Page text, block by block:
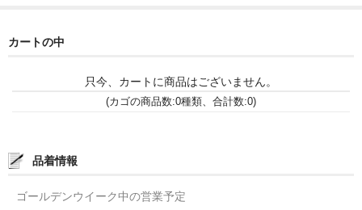
Mas Bres（ﾏｽ･ﾌﾞﾚｽ）
France Loire/ﾌﾗﾝｽ・ﾛﾜｰﾙ
Italia/ｲｱﾀﾘｱ
カートの中
只今、カートに商品はございません。
(カゴの商品数:0種類、合計数:0)
品着情報
ゴールデンウイーク中の営業予定